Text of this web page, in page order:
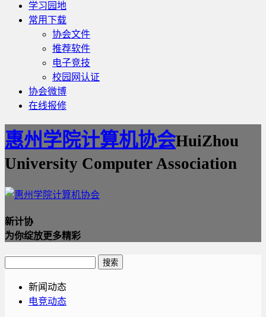
学习园地
常用下载
协会文件
推荐软件
电子竞技
校园网认证
协会微博
在线报修
惠州学院计算机协会HuiZhou
University Computer Association
新计协
为你绽放更多精彩
新闻动态
电竞动态